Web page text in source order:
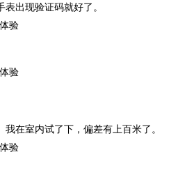
出现验证码就好了。
在室内试了下，偏差有上百米了。